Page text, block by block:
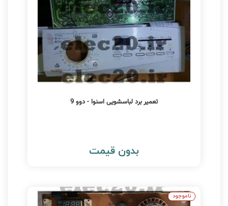
تعمیر برد لباسشویی اسنوا - دوو 9
بدون قیمت
ناموجود